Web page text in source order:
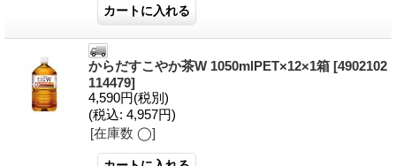
からだすこやか茶W 1050mlPET×12×1箱 [4902102
114479]
4,590円(税別)
(税込: 4,957円)
[在庫数 ◯]